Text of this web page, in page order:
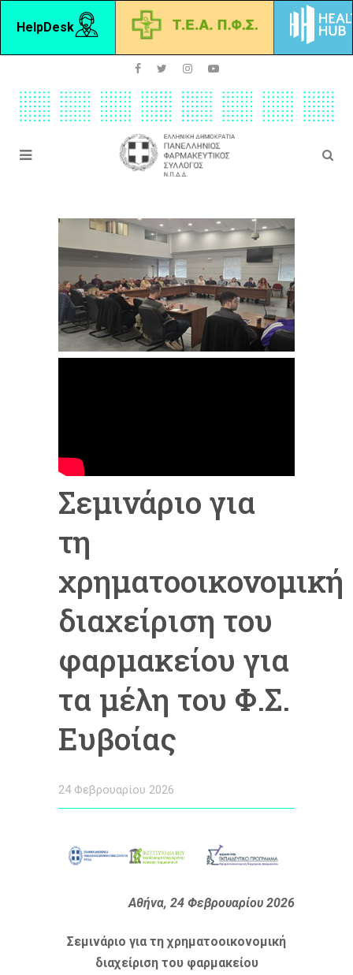
HelpDesk
Σεμινάριο για
τη
χρηματοοικονομική
διαχείριση του
φαρμακείου για
τα μέλη του Φ.Σ.
Ευβοίας
24 Φεβρουαρίου 2026
Αθήνα, 24 Φεβρουαρίου 2026
Σεμινάριο για τη χρηματοοικονομική
διαχείριση του φαρμακείου